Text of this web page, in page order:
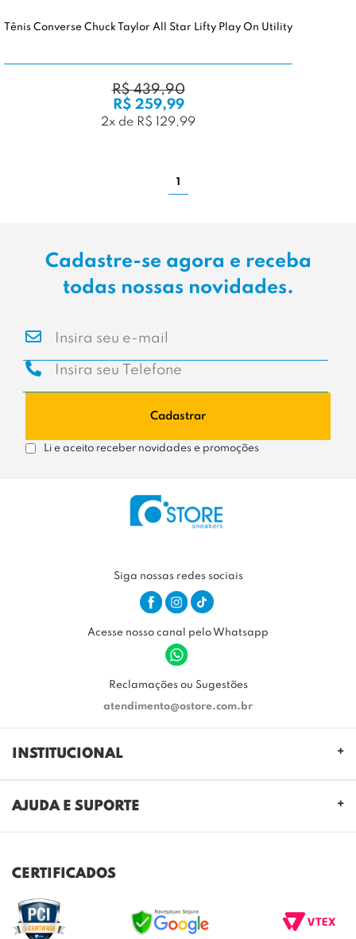
Tênis Converse Chuck Taylor All Star Lifty Play On Utility
R$ 439,90
R$ 259,99
2x de R$ 129,99
Cadastre-se agora e receba
todas nossas novidades.
Cadastrar
Li e aceito receber novidades e promoções
Siga nossas redes sociais
Acesse nosso canal pelo Whatsapp
Reclamações ou Sugestões
atendimento@ostore.com.br
INSTITUCIONAL
REGULAMENTO CASHBACK
AJUDA E SUPORTE
TROCAS E DEVOLUÇÕES
ENVIO E ENTREGA
DÚVIDAS FREQUENTES
CERTIFICADOS